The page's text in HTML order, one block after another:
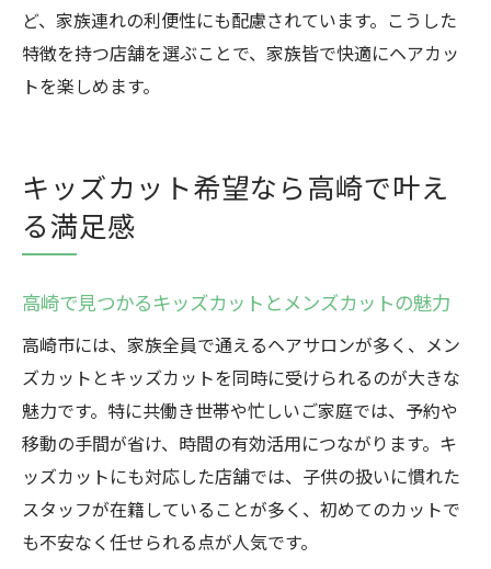
ど、家族連れの利便性にも配慮されています。こうした
特徴を持つ店舗を選ぶことで、家族皆で快適にヘアカッ
トを楽しめます。
キッズカット希望なら高崎で叶え
る満足感
高崎で見つかるキッズカットとメンズカットの魅力
高崎市には、家族全員で通えるヘアサロンが多く、メン
ズカットとキッズカットを同時に受けられるのが大きな
魅力です。特に共働き世帯や忙しいご家庭では、予約や
移動の手間が省け、時間の有効活用につながります。キ
ッズカットにも対応した店舗では、子供の扱いに慣れた
スタッフが在籍していることが多く、初めてのカットで
も不安なく任せられる点が人気です。